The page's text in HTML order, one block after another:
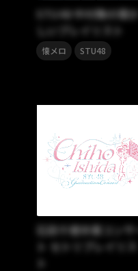
STU48 中村舞の懐か
しいプレイリスト
懐メロ STU48
石田千穂卒業コンサー
ト セトリプレイリス